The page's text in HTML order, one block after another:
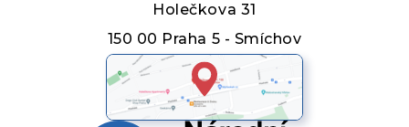
Holečkova 31
150 00 Praha 5 - Smíchov